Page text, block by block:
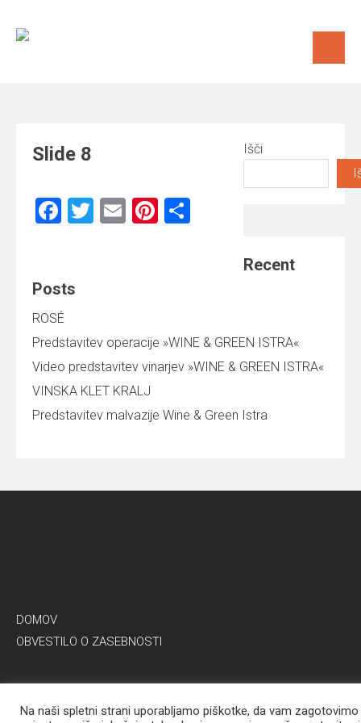
Slide 8
Facebook
Twitter
EmailPinterest
Išči
Recent
Posts
ROSÉ
Predstavitev operacije »WINE & GREEN ISTRA«
Video predstavitev vinarjev »WINE & GREEN ISTRA«
VINSKA KLET KRALJ
Predstavitev malvazije Wine & Green Istra
DOMOV
OBVESTILO O ZASEBNOSTI
© 2026 W&G Wine & Green Istra
Na naši spletni strani uporabljamo piškotke, da vam zagotovimo